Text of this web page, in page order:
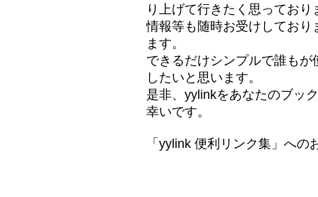
り上げて行きたく思ってお
情報等も随時お受けしてお
ます。
できるだけシンプルで誰も
したいと思います。
是非、yylinkをあなたのブッ
幸いです。
「yylink 便利リンク集」へ